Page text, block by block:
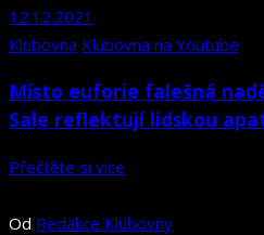
12.12.2021
Klubovna Klubovna na Youtube
Místo euforie falešná
Sale reflektují lidskou
Přečtěte si více
Od Redakce Klubovny